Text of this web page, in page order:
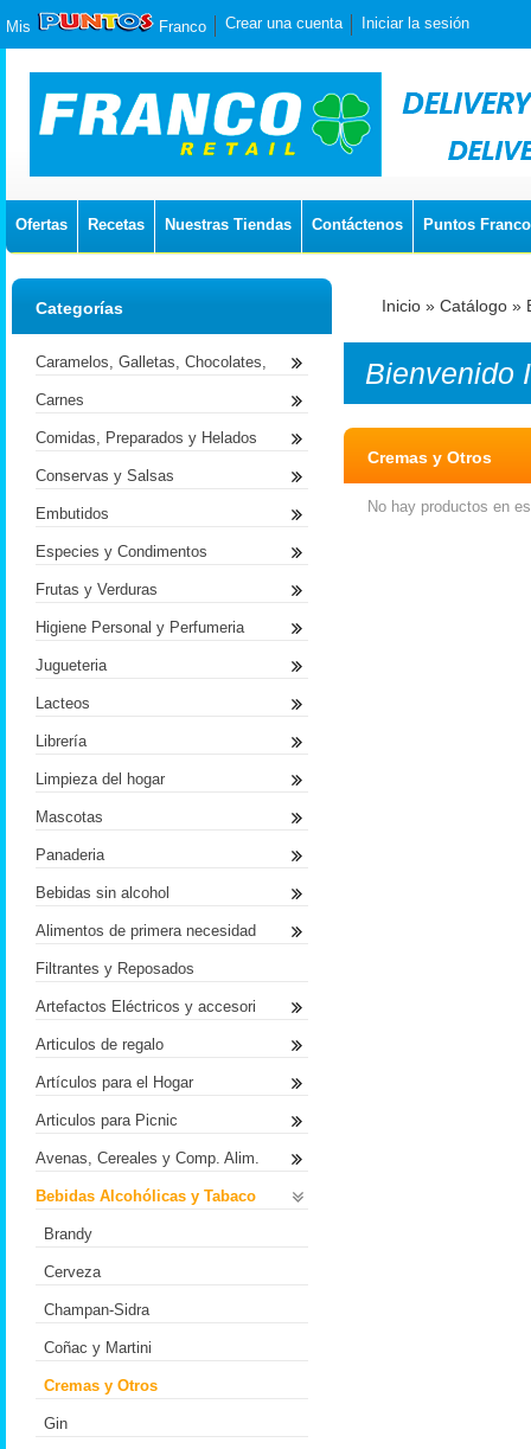
Mis Franco Crear una cuenta Iniciar la sesión
Ofertas Recetas Nuestras Tiendas Contáctenos Puntos Franco
Inicio » Catálogo »
Bienvenido
Cremas y Otros
No hay productos en
Categorías
Caramelos, Galletas, Chocolates,
Carnes
Comidas, Preparados y Helados
Conservas y Salsas
Embutidos
Especies y Condimentos
Frutas y Verduras
Higiene Personal y Perfumeria
Jugueteria
Lacteos
Librería
Limpieza del hogar
Mascotas
Panaderia
Bebidas sin alcohol
Alimentos de primera necesidad
Filtrantes y Reposados
Artefactos Eléctricos y accesori
Articulos de regalo
Artículos para el Hogar
Articulos para Picnic
Avenas, Cereales y Comp. Alim.
Bebidas Alcohólicas y Tabaco
Brandy
Cerveza
Champan-Sidra
Coñac y Martini
Cremas y Otros
Gin